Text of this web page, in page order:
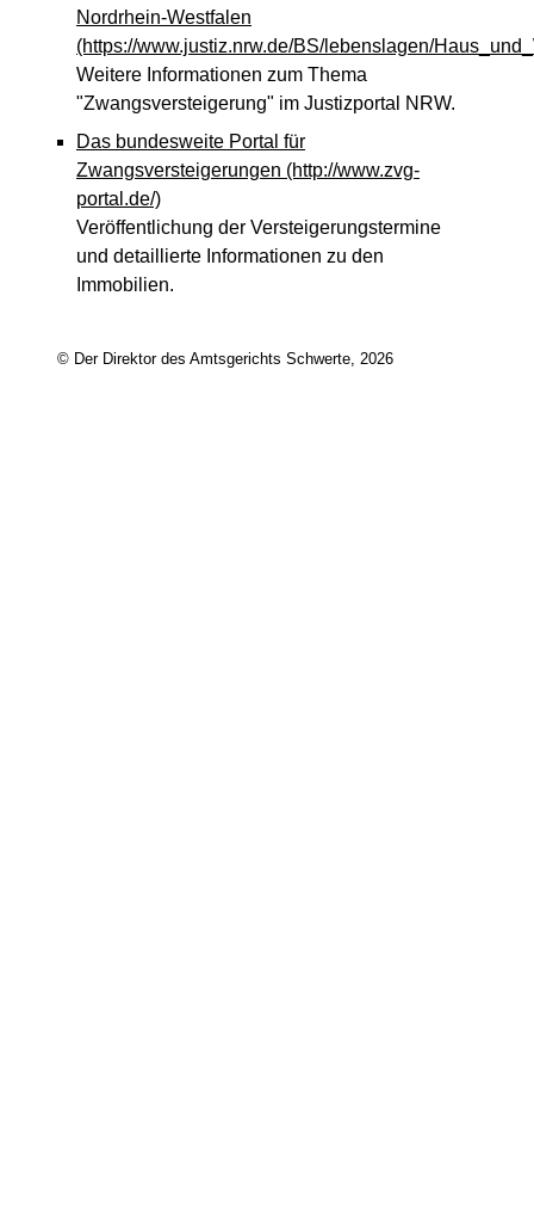
Nordrhein-Westfalen
(https://www.justiz.nrw.de/BS/lebenslagen/
Weitere Informationen zum Thema
"Zwangsversteigerung" im Justizportal NRW.
Das bundesweite Portal für
Zwangsversteigerungen (http://www.zvg-
portal.de/)
Veröffentlichung der Versteigerungstermine
und detaillierte Informationen zu den
Immobilien.
© Der Direktor des Amtsgerichts Schwerte, 2026